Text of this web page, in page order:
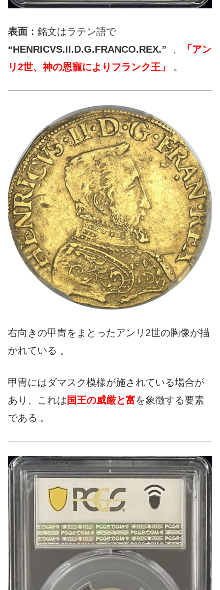
表面： 銘文はラテン語で
“HENRICVS.II.D.G.FRANCO.REX.” 、
「アン
リ2世、神の恩寵によりフランク王」
。
右向きの甲冑をまとったアンリ2世の胸像が描
かれている 。
甲冑にはダマスク模様が施されている場合が
あり、これは 国王の威厳と富を象徴する要素
である 。